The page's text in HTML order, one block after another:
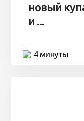
новый
и ...
4 минуты